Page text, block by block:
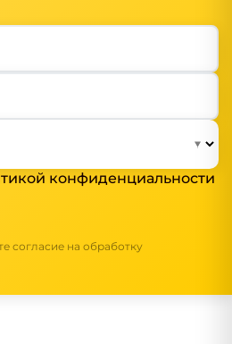
конфиденциальности
согласие на обработку